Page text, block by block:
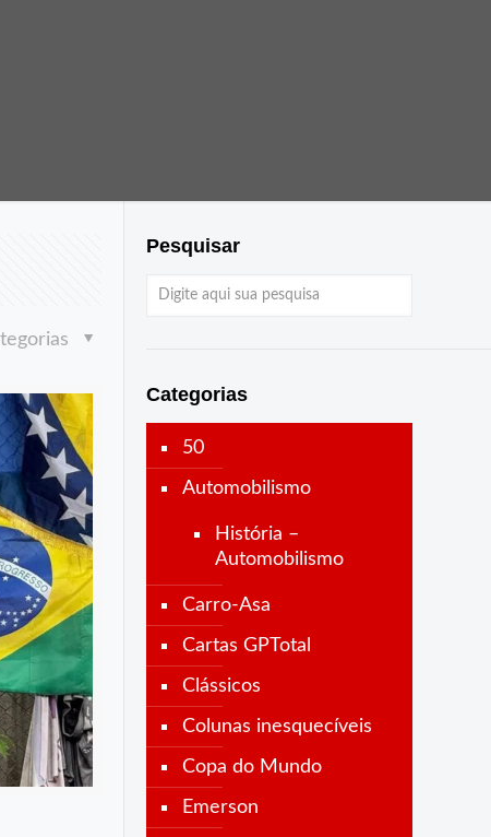
Pesquisar
Categorias
50
Automobilismo
História –
Automobilismo
Carro-Asa
Cartas GPTotal
Clássicos
Colunas inesquecíveis
Copa do Mundo
Emerson